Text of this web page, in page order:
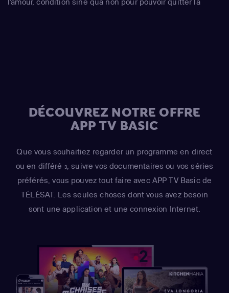
l'amour, condition sine qua non pour pouvoir quitter la
DÉCOUVREZ NOTRE OFFRE
APP TV BASIC
Que vous souhaitiez regarder un programme en direct
ou en différé 3, suivre vos documentaires ou vos séries
préférés, vous pouvez tout faire avec APP TV Basic de
TÉLÉSAT. Les seules choses dont vous avez besoin
sont une application et une connexion Internet.